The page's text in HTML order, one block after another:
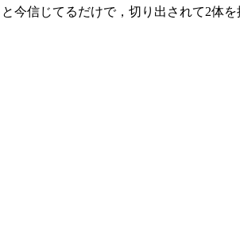
今信じてるだけで，切り出されて2体